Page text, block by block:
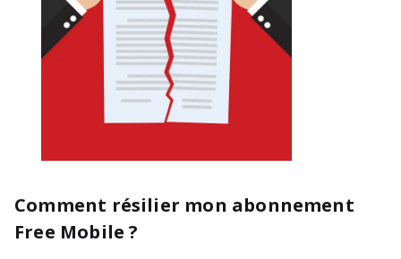
Comment résilier mon abonnement
Free Mobile ?